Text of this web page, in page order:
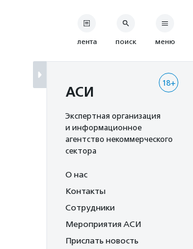
лента поиск меню
18+
АСИ
Экспертная организация
и информационное
агентство некоммерческого
сектора
О нас
Контакты
Сотрудники
Мероприятия АСИ
Прислать новость